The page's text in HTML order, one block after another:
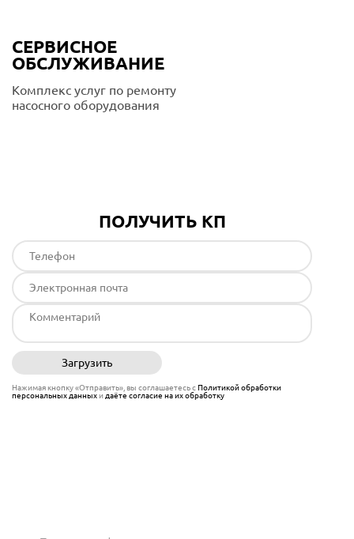
СЕРВИСНОЕ
ОБСЛУЖИВАНИЕ
Комплекс услуг по ремонту
насосного оборудования
ПОЛУЧИТЬ КП
Загрузить
Нажимая кнопку «Отправить», вы соглашаетесь сПолитикой обработки
персональных данныхи даёте согласие на их обработку